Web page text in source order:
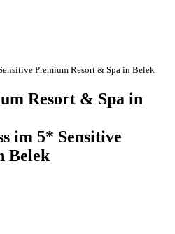
Premium Resort & Spa in Belek
Resort & Spa in
im 5* Sensitive
Belek